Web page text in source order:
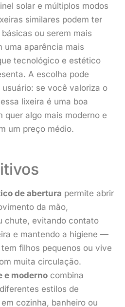
solar e múltiplos modos
similares podem ter
ou serem mais
aparência mais
tecnológico e estético
A escolha pode
se você valoriza o
lixeira é uma boa
quer algo mais moderno e
um preço médio.
de abertura permite abrir
da mão,
chute, evitando contato
e mantendo a higiene —
filhos pequenos ou vive
muita circulação.
e moderno combina
estilos de
cozinha, banheiro ou